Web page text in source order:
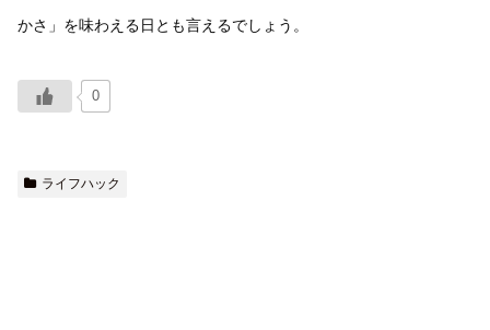
かさ」を味わえる日とも言えるでしょう。
0
ライフハック